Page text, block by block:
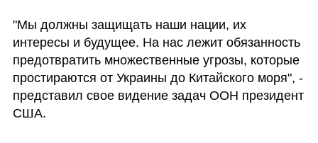
"Мы должны защищать наши нации, их
интересы и будущее. На нас лежит обязанность
предотвратить множественные угрозы, которые
простираются от Украины до Китайского моря", -
представил свое видение задач ООН президент
США.